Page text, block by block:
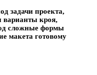
задачи проекта,
варианты кроя,
сложные формы
макета готовому